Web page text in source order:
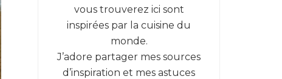
vous trouverez ici sont
inspirées par la cuisine du
monde.
J’adore partager mes sources
d’inspiration et mes astuces